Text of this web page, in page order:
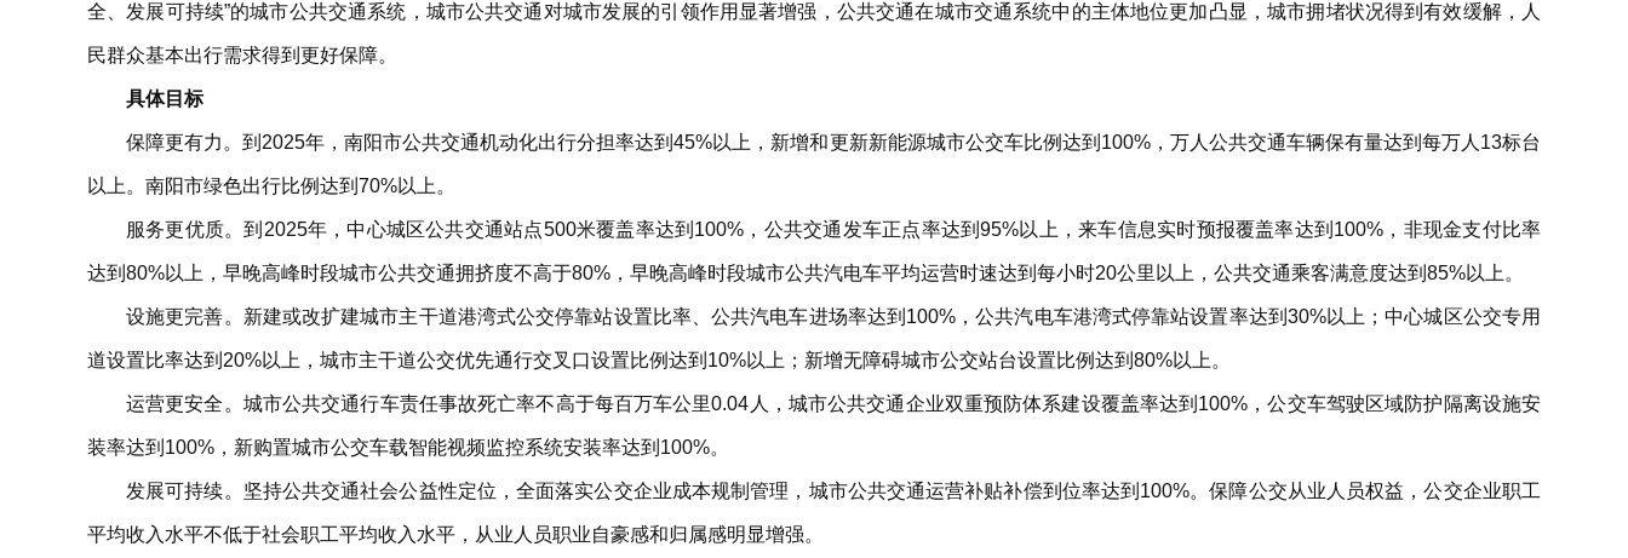
全、发展可持续”的城市公共交通系统，城市公共交通对城市发展的引领作用显著增强，公共交通在城市交通系统中的主体地位更加凸显，城市拥堵状况得到有效缓解，人
民群众基本出行需求得到更好保障。
具体目标
保障更有力。到2025年，南阳市公共交通机动化出行分担率达到45%以上，新增和更新新能源城市公交车比例达到100%，万人公共交通车辆保有量达到每万人13标台
以上。南阳市绿色出行比例达到70%以上。
服务更优质。到2025年，中心城区公共交通站点500米覆盖率达到100%，公共交通发车正点率达到95%以上，来车信息实时预报覆盖率达到100%，非现金支付比率
达到80%以上，早晚高峰时段城市公共交通拥挤度不高于80%，早晚高峰时段城市公共汽电车平均运营时速达到每小时20公里以上，公共交通乘客满意度达到85%以上。
设施更完善。新建或改扩建城市主干道港湾式公交停靠站设置比率、公共汽电车进场率达到100%，公共汽电车港湾式停靠站设置率达到30%以上；中心城区公交专用
道设置比率达到20%以上，城市主干道公交优先通行交叉口设置比例达到10%以上；新增无障碍城市公交站台设置比例达到80%以上。
运营更安全。城市公共交通行车责任事故死亡率不高于每百万车公里0.04人，城市公共交通企业双重预防体系建设覆盖率达到100%，公交车驾驶区域防护隔离设施安
装率达到100%，新购置城市公交车载智能视频监控系统安装率达到100%。
发展可持续。坚持公共交通社会公益性定位，全面落实公交企业成本规制管理，城市公共交通运营补贴补偿到位率达到100%。保障公交从业人员权益，公交企业职工
平均收入水平不低于社会职工平均收入水平，从业人员职业自豪感和归属感明显增强。